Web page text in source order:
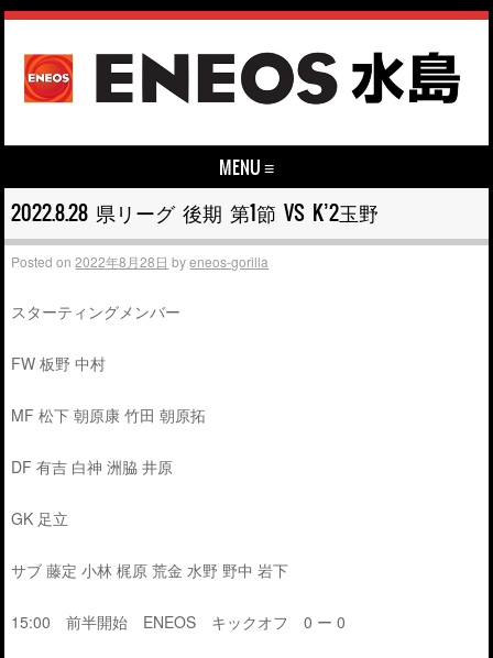
MENU ≡
Skip to content
2022.8.28 県リーグ 後期 第1節 VS K’2玉野
Posted on2022年8月28日 byeneos-gorilla
スターティングメンバー
FW 板野 中村
MF 松下 朝原康 竹田 朝原拓
DF 有吉 白神 洲脇 井原
GK 足立
サブ 藤定 小林 梶原 荒金 水野 野中 岩下
15:00 前半開始 ENEOS キックオフ 0 ー 0